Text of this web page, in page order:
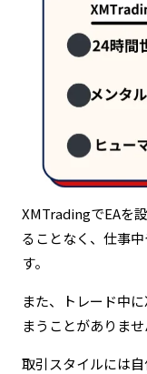
XMTradingでEAを
ることなく、仕事
す。
また、トレード中
まうことがありませ
取引スタイルには自